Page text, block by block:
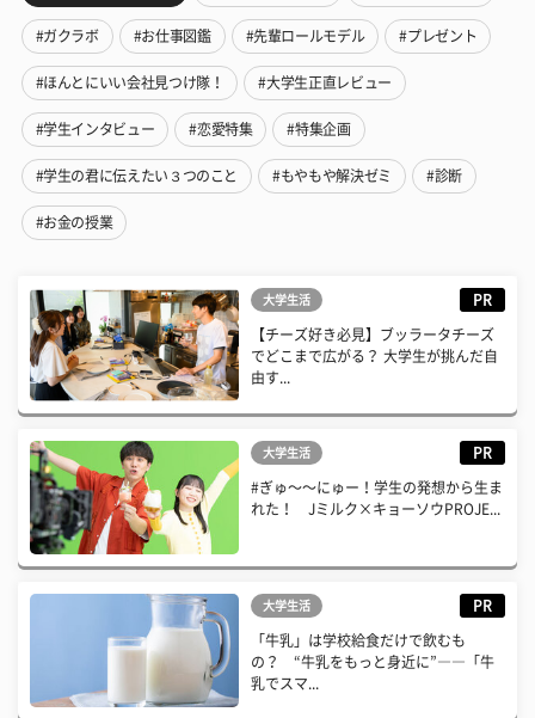
#ガクラボ #お仕事図鑑 #先輩ロールモデル #プレゼント
#ほんとにいい会社見つけ隊！ #大学生正直レビュー
#学生インタビュー #恋愛特集 #特集企画
#学生の君に伝えたい３つのこと #もやもや解決ゼミ #診断
#お金の授業
大学生活 PR
【チーズ好き必見】ブッラータチーズ
でどこまで広がる？ 大学生が挑んだ自
由す...
大学生活 PR
#ぎゅ〜〜にゅー！学生の発想から生ま
れた！ Jミルク×キョーソウPROJE...
大学生活 PR
「牛乳」は学校給食だけで飲むも
の？ “牛乳をもっと身近に”――「牛
乳でスマ...